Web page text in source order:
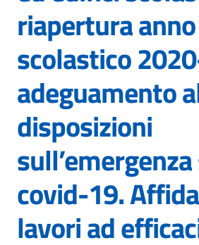
riapertura anno
scolastico
adeguamento
disposizioni
covid-19.
lavori ad